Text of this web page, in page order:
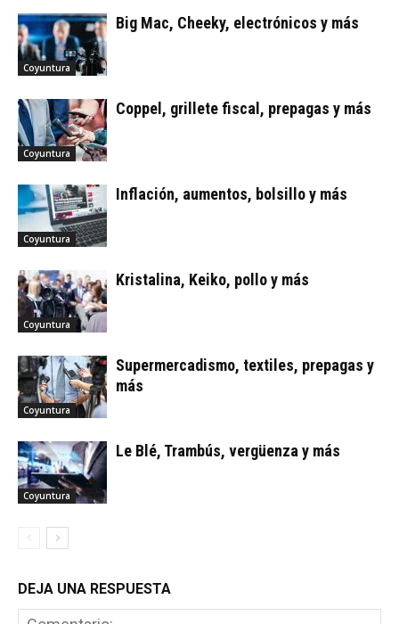
Coyuntura
Big Mac, Cheeky, electrónicos y más
Coyuntura
Coppel, grillete fiscal, prepagas y más
Coyuntura
Inflación, aumentos, bolsillo y más
Coyuntura
Kristalina, Keiko, pollo y más
Coyuntura
Supermercadismo, textiles, prepagas y
más
Coyuntura
Le Blé, Trambús, vergüenza y más
DEJA UNA RESPUESTA